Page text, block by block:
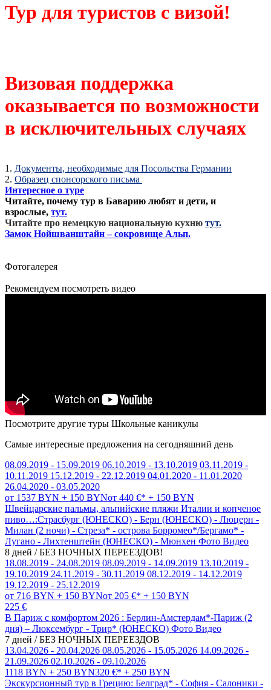
Тур для туристов с визой!
Визовая поддержка
оказывается по возможности
в исключительных случаях
1. Документы, необходимые для Посольства Германии
2. Образец спонсорского письма
Интересное о туре
Читайте, почему тур в Баварию любят и дети, и
взрослые, тут.
Читайте про немецкую национальную кухню тут.
Замок Нойшванштайн – сокровище Альп.
Фотогалерея
Рекомендуем посмотреть видео
Посмотрите другие туры Школьные каникулы
Самые интересные предложения на сегодняшний день
08.09.2019 - 15.09.2019 06.10.2019 - 13.10.2019 03.11.2019 -
10.11.2019 15.12.2019 - 22.12.2019 04.01.2020 - 11.01.2020
26.04.2020 - 03.05.2020
от 1537 BYN + 150 BYNот 440 €* + 150 BYN
Швейцарские пальмы, альпийские пляжи Италии и копченое
пиво…:Страсбург (ЮНЕСКО) - Берн (ЮНЕСКО) - Люцерн -
Милан (2 ночи) - Стреза* - острова Борромео*/Бергамо* -
Лугано - Лихтенштейн (ЮНЕСКО) - Мюнхен Фото Видео
8 дней / БЕЗ НОЧНЫХ ПЕРЕЕЗДОВ!
18.08.2019 - 24.08.2019 08.09.2019 - 14.09.2019 13.10.2019 -
19.10.2019 24.11.2019 - 30.11.2019 08.12.2019 - 14.12.2019
19.12.2019 - 25.12.2019
от 716 BYN + 150 BYNот 205 €* + 150 BYN
225 €
В Париж с комфортом 2026 : Берлин-Амстердам*-Париж (2
дня) – Люксембург - Трир* (ЮНЕСКО) Фото Видео
7 дней / БЕЗ НОЧНЫХ ПЕРЕЕЗДОВ
13.04.2026 - 20.04.2026 08.05.2026 - 15.05.2026 14.09.2026 -
21.09.2026 02.10.2026 - 09.10.2026
1118 BYN + 250 BYN320 €* + 250 BYN
Экскурсионный тур в Грецию: Белград* - София - Салоники -